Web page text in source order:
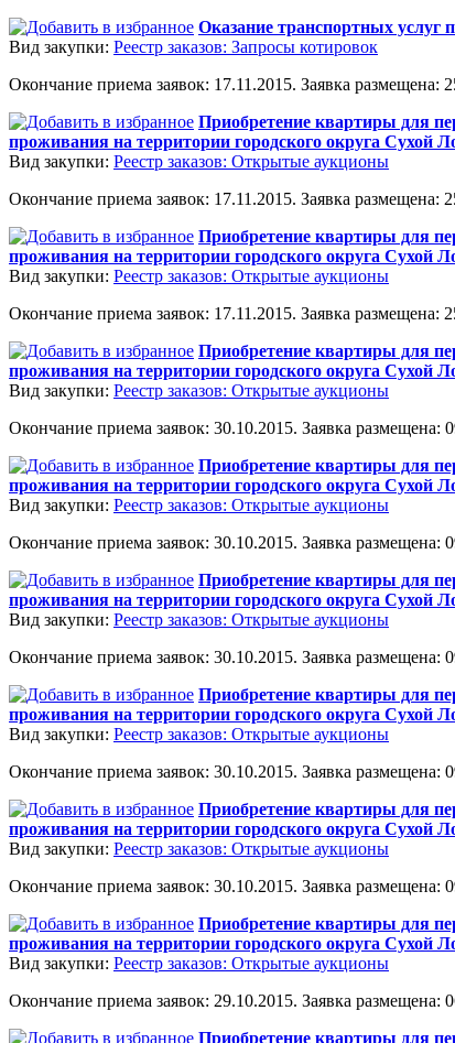
Оказание транспортных услуг
Вид закупки: Реестр заказов: Запросы котировок
Окончание приема заявок: 17.11.2015. Заявка размещена:
Приобретение квартиры для
проживания на территории городского округа Сухой
Вид закупки: Реестр заказов: Открытые аукционы
Окончание приема заявок: 17.11.2015. Заявка размещена:
Приобретение квартиры для
проживания на территории городского округа Сухой
Вид закупки: Реестр заказов: Открытые аукционы
Окончание приема заявок: 17.11.2015. Заявка размещена:
Приобретение квартиры для
проживания на территории городского округа Сухой
Вид закупки: Реестр заказов: Открытые аукционы
Окончание приема заявок: 30.10.2015. Заявка размещена:
Приобретение квартиры для
проживания на территории городского округа Сухой
Вид закупки: Реестр заказов: Открытые аукционы
Окончание приема заявок: 30.10.2015. Заявка размещена:
Приобретение квартиры для
проживания на территории городского округа Сухой
Вид закупки: Реестр заказов: Открытые аукционы
Окончание приема заявок: 30.10.2015. Заявка размещена:
Приобретение квартиры для
проживания на территории городского округа Сухой
Вид закупки: Реестр заказов: Открытые аукционы
Окончание приема заявок: 30.10.2015. Заявка размещена:
Приобретение квартиры для
проживания на территории городского округа Сухой
Вид закупки: Реестр заказов: Открытые аукционы
Окончание приема заявок: 30.10.2015. Заявка размещена:
Приобретение квартиры для
проживания на территории городского округа Сухой
Вид закупки: Реестр заказов: Открытые аукционы
Окончание приема заявок: 29.10.2015. Заявка размещена:
Приобретение квартиры для